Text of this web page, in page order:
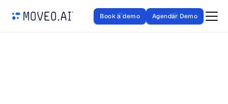
Book a demo Agendar Demo